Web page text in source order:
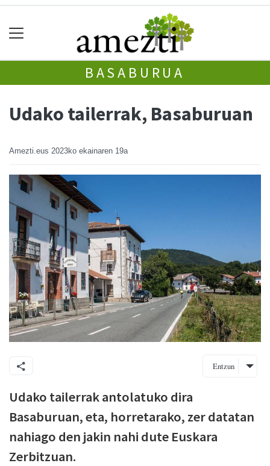
BASABURUA
Udako tailerrak, Basaburuan
Amezti.eus 2023ko ekainaren 19a
Entzun
Udako tailerrak antolatuko dira
Basaburuan, eta, horretarako, zer datatan
nahiago den jakin nahi dute Euskara
Zerbitzuan.